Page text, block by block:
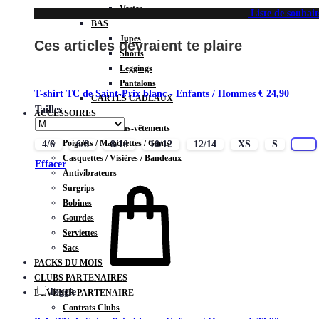
Vestes
BAS
Jupes
Shorts
Leggings
Pantalons
CARTES CADEAUX
ACCESSOIRES
Chaussettes / Sous-vêtements
Poignets / Manchettes / Gants
Casquettes / Visières / Bandeaux
Antivibrateurs
Surgrips
Bobines
Gourdes
Serviettes
Sacs
PACKS DU MOIS
CLUBS PARTENAIRES
DEVENIR PARTENAIRE
Contrats Clubs
Liste de
Ces articles devraient te plaire
T-shirt TC de Saint-Prix blanc - Enfants / Hommes € 24,90
Tailles
4/6 6/8 8/10 10/12 12/14 XS S
Effacer
Toggle